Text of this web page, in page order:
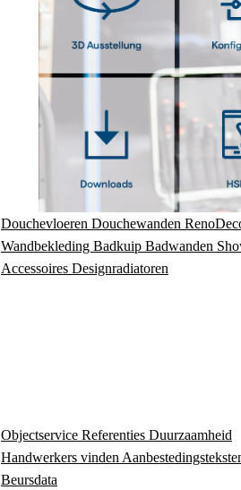
Douchevloeren Douchewanden
Wandbekleding Badkuip Badwanden
Accessoires Designradiatoren
Objectservice Referenties Duurzaamheid
Handwerkers vinden
Beursdata